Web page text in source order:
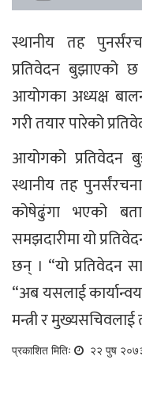
स्थानीय तह
प्रतिवेदन बुझाएको छ
आयोगका अध्यक्ष
गरी तयार पारेको
आयोगको प्रतिवेदन
स्थानीय तह
कोषेढुंगा भएको
समझदारीमा यो
छन् । “यो प्रतिवेदन
“अब यसलाई
मन्त्री र मुख्यसचिवलाई
प्रकाशित मितिः २२ पुष